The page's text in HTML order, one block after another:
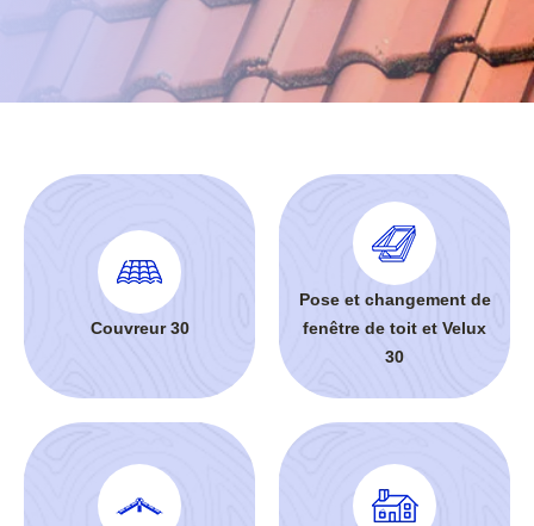
Couvreur 30
Pose et changement de
fenêtre de toit et Velux
30